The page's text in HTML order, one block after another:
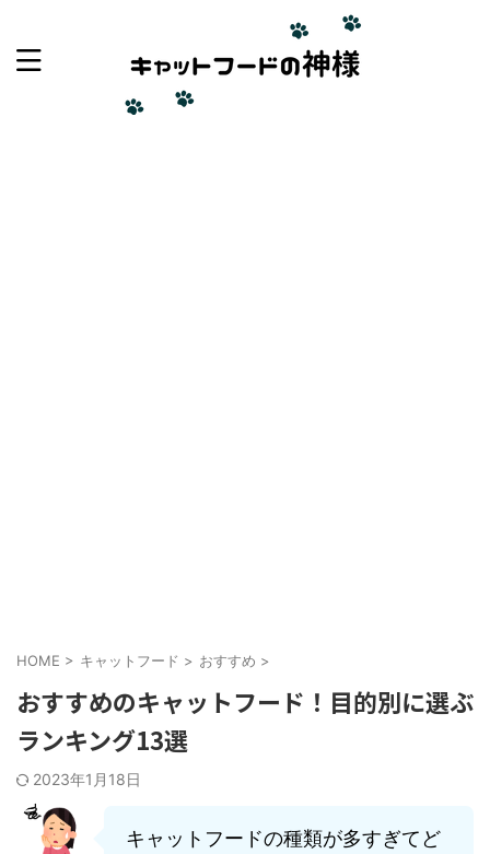
HOME > キャットフード > おすすめ >
おすすめのキャットフード！目的別に選ぶ
ランキング13選
2023年1月18日
キャットフードの種類が多すぎてど